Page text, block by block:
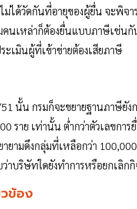
ม่ได้วัดกันที่อายุของผู้ยื่น จะพิ
คนเหล่าก็ต้องยื่นแบบภาษีเช่น
ะเมินผู้ที่เข้าข่ายต้องเสียภาษี
นั้น กรมก็จะขยายฐานภาษียั
ราย เท่านั้น ต่ำกว่าตัวเลขก
ามดึงกลุ่มที่เหลือกว่า
บริษัทใดยังทำการหรือยกเลิก
ข้อง